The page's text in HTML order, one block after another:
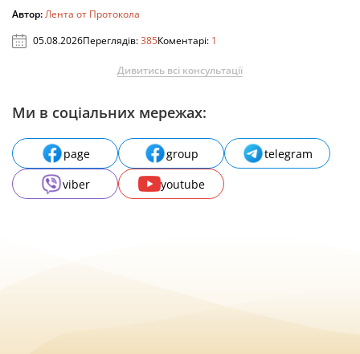
Автор:Лента от Протокола
05.08.2026Переглядів:385Коментарі: 1
Дивитись всі консультації
Ми в соціальних мережах:
page group
telegram
viber
youtube